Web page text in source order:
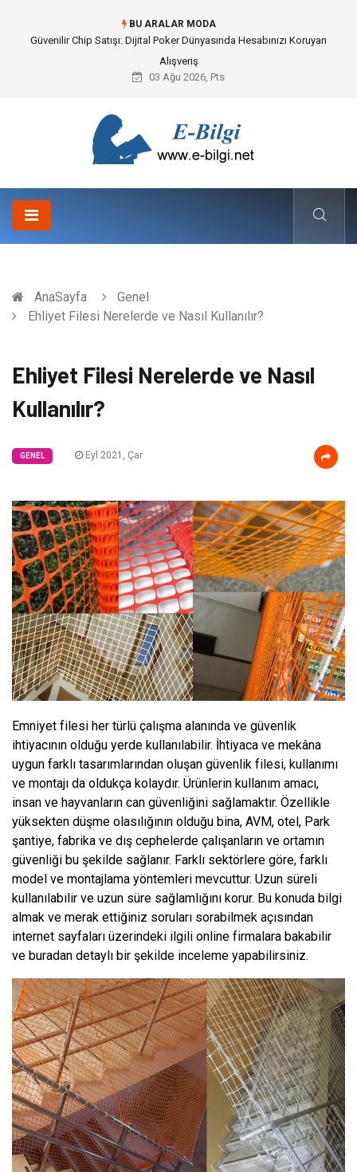
BU ARALAR MODA
Bahçe Çiti Kültürü ve Modern Peyzaj Mimarisindeki Hayati Rolü
03 Ağu 2026, Pts
AnaSayfa
Genel
Ehliyet Filesi Nerelerde ve Nasıl Kullanılır?
Ehliyet Filesi Nerelerde ve Nasıl
Kullanılır?
GENEL Eyl 2021, Çar
Emniyet filesi her türlü çalışma alanında ve güvenlik
ihtiyacının olduğu yerde kullanılabilir. İhtiyaca ve mekâna
uygun farklı tasarımlarından oluşan güvenlik filesi, kullanımı
ve montajı da oldukça kolaydır. Ürünlerin kullanım amacı,
insan ve hayvanların can güvenliğini sağlamaktır. Özellikle
yüksekten düşme olasılığının olduğu bina, AVM, otel, Park
şantiye, fabrika ve dış cephelerde çalışanların ve ortamın
güvenliği bu şekilde sağlanır. Farklı sektörlere göre, farklı
model ve montajlama yöntemleri mevcuttur. Uzun süreli
kullanılabilir ve uzun süre sağlamlığını korur. Bu konuda bilgi
almak ve merak ettiğiniz soruları sorabilmek açısından
internet sayfaları üzerindeki ilgili online firmalara bakabilir
ve buradan detaylı bir şekilde inceleme yapabilirsiniz.